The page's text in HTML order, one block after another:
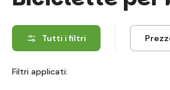
Tutti i filtri
Filtri applicati: